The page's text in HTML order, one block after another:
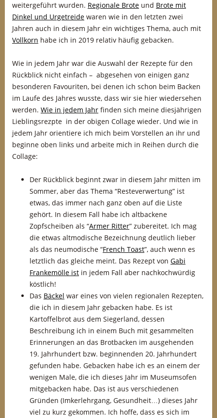
weitergeführt wurden. Regionale Brote und Brote mit
Dinkel und Urgetreide waren wie in den letzten zwei
Jahren auch in diesem Jahr ein wichtiges Thema, auch mit
Vollkorn habe ich in 2019 relativ häufig gebacken.
Wie in jedem Jahr war die Auswahl der Rezepte für den
Rückblick nicht einfach – abgesehen von einigen ganz
besonderen Favouriten, bei denen ich schon beim Backen
im Laufe des Jahres wusste, dass wir sie hier wiedersehen
werden. Wie in jedem Jahr finden sich meine diesjährigen
Lieblingsrezpte in der obigen Collage wieder. Und wie in
jedem Jahr orientiere ich mich beim Vorstellen an ihr und
beginne oben links und arbeite mich in Reihen durch die
Collage:
Der Rückblick beginnt zwar in diesem Jahr mitten im
Sommer, aber das Thema “Resteverwertung” ist
etwas, das immer nach ganz oben auf die Liste
gehört. In diesem Fall habe ich altbackene
Zopfscheiben als “Armer Ritter” zubereitet. Ich mag
die etwas altmodische Bezeichnung deutlich lieber
als das neumodische “French Toast”, auch wenn es
letztlich das gleiche meint. Das Rezept von Gabi
Frankemölle ist in jedem Fall aber nachkochwürdig
köstlich!
Das Bäckel war eines von vielen regionalen Rezepten,
die ich in diesem Jahr gebacken habe. Es ist
Kartoffelbrot aus dem Siegerland, dessen
Beschreibung ich in einem Buch mit gesammelten
Erinnerungen an das Brotbacken im ausgehenden
19. Jahrhundert bzw. beginnenden 20. Jahrhundert
gefunden habe. Gebacken habe ich es an einem der
wenigen Male, die ich dieses Jahr im Museumsofen
mitgebacken habe. Das ist aus verschiedenen
Gründen (Imkerlehrgang, Gesundheit…) dieses Jahr
viel zu kurz gekommen. Ich hoffe, dass es sich im